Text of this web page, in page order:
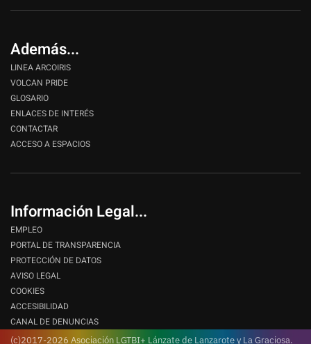
Además...
LINEA ARCOIRIS
VOLCAN PRIDE
GLOSARIO
ENLACES DE INTERÉS
CONTACTAR
ACCESO A ESPACIOS
Información Legal...
EMPLEO
PORTAL DE TRANSPARENCIA
PROTECCIÓN DE DATOS
AVISO LEGAL
COOKIES
ACCESIBILIDAD
CANAL DE DENUNCIAS
(c)2017-2026 Asociación LGTBI+ Lánzate de Lanzarote y La Graciosa.